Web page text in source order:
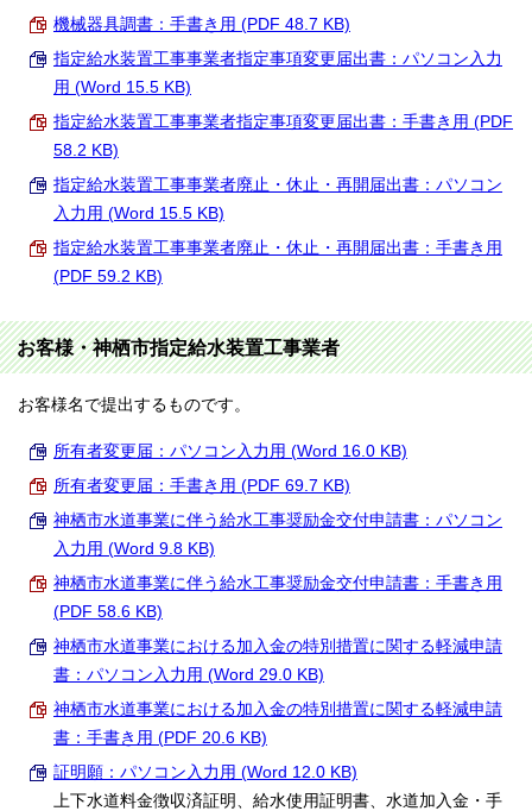
機械器具調書：手書き用 (PDF 48.7 KB)
指定給水装置工事事業者指定事項変更届出書：パソコン入力
用 (Word 15.5 KB)
指定給水装置工事事業者指定事項変更届出書：手書き用 (PDF
58.2 KB)
指定給水装置工事事業者廃止・休止・再開届出書：パソコン
入力用 (Word 15.5 KB)
指定給水装置工事事業者廃止・休止・再開届出書：手書き用
(PDF 59.2 KB)
お客様・神栖市指定給水装置工事業者
お客様名で提出するものです。
所有者変更届：パソコン入力用 (Word 16.0 KB)
所有者変更届：手書き用 (PDF 69.7 KB)
神栖市水道事業に伴う給水工事奨励金交付申請書：パソコン
入力用 (Word 9.8 KB)
神栖市水道事業に伴う給水工事奨励金交付申請書：手書き用
(PDF 58.6 KB)
神栖市水道事業における加入金の特別措置に関する軽減申請
書：パソコン入力用 (Word 29.0 KB)
神栖市水道事業における加入金の特別措置に関する軽減申請
書：手書き用 (PDF 20.6 KB)
証明願：パソコン入力用 (Word 12.0 KB)
上下水道料金徴収済証明、給水使用証明書、水道加入金・手